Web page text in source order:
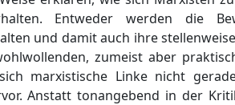
Entweder werden die
und damit auch ihre
zumeist aber
marxistische Linke nicht
Anstatt tonangebend in der